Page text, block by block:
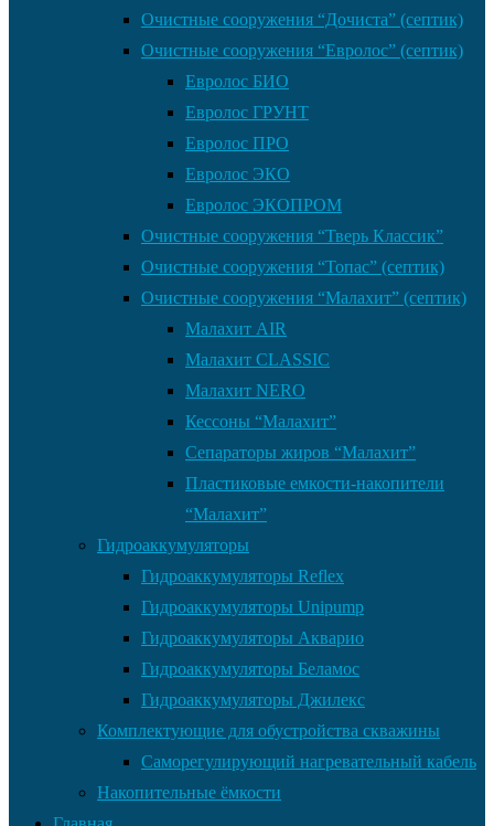
Очистные сооружения “Дочиста” (септик)
Очистные сооружения “Евролос” (септик)
Евролос БИО
Евролос ГРУНТ
Евролос ПРО
Евролос ЭКО
Евролос ЭКОПРОМ
Очистные сооружения “Тверь Классик”
Очистные сооружения “Топас” (септик)
Очистные сооружения “Малахит” (септик)
Малахит AIR
Малахит CLASSIC
Малахит NERO
Кессоны “Малахит”
Сепараторы жиров “Малахит”
Пластиковые емкости-накопители
“Малахит”
Гидроаккумуляторы
Гидроаккумуляторы Reflex
Гидроаккумуляторы Unipump
Гидроаккумуляторы Акварио
Гидроаккумуляторы Беламос
Гидроаккумуляторы Джилекс
Комплектующие для обустройства скважины
Саморегулирующий нагревательный кабель
Накопительные ёмкости